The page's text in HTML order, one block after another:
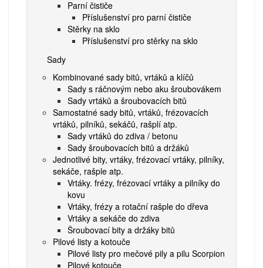
Parní čističe
Příslušenství pro parní čističe
Stěrky na sklo
Příslušenství pro stěrky na sklo
Sady
Kombinované sady bitů, vrtáků a klíčů
Sady s ráčnovým nebo aku šroubovákem
Sady vrtáků a šroubovacích bitů
Samostatné sady bitů, vrtáků, frézovacích
vrtáků, pilníků, sekáčů, rašplí atp.
Sady vrtáků do zdiva / betonu
Sady šroubovacích bitů a držáků
Jednotlivé bity, vrtáky, frézovací vrtáky, pilníky,
sekáče, rašple atp.
Vrtáky. frézy, frézovací vrtáky a pilníky do
kovu
Vrtáky, frézy a rotační rašple do dřeva
Vrtáky a sekáče do zdiva
Šroubovací bity a držáky bitů
Pilové listy a kotouče
Pilové listy pro mečové pily a pilu Scorpion
Pilové kotouče